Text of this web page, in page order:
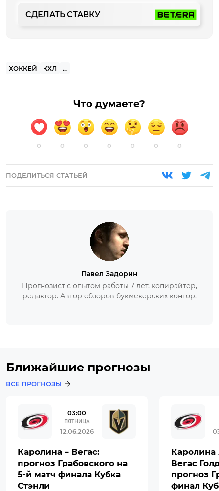
СДЕЛАТЬ СТАВКУ
ХОККЕЙ КХЛ ...
Что думаете?
0 0 0 0 0 0 0
ПОДЕЛИТЬСЯ СТАТЬЕЙ
Павел Задорин
Прогнозист с опытом работы 7 лет, копирайтер,
редактор. Автор обзоров букмекерских контор.
Ближайшие прогнозы
ВСЕ ПРОГНОЗЫ
03:00
ПЯТНИЦА
12.06.2026
Каролина – Вегас:
прогноз Грабовского на
5-й матч финала Кубка
Стэнли
Каролина
Вегас
прогноз
финал